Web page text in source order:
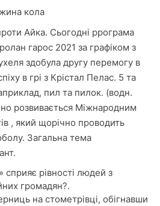
кола
Айка. Сьогодні ррограма
гарос 2021 за графіком з
здобула другу перемогу в
в грі з Крістал Пелас. 5 та
пил та пилок. (водн.
розвивається Міжнародним
, який щорічно проводить
Загальна тема
сприяє рівності людей з
громадян?.
на стометрівці, обігнавши